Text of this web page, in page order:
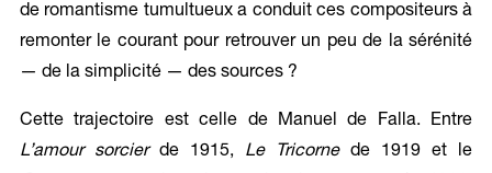
de romantisme tumultueux a conduit ces compositeurs à
remonter le courant pour retrouver un peu de la sérénité
— de la simplicité — des sources ?
Cette trajectoire est celle de Manuel de Falla. Entre
L’amour sorcier de 1915, Le Tricornede 1919 et le